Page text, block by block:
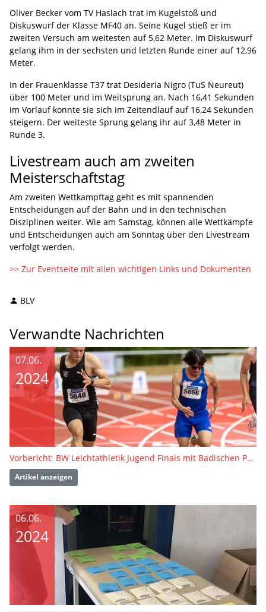
Oliver Becker vom TV Haslach trat im Kugelstoß und
Diskuswurf der Klasse MF40 an. Seine Kugel stieß er im
zweiten Versuch am weitesten auf 5,62 Meter. Im Diskuswurf
gelang ihm in der sechsten und letzten Runde einer auf 12,96
Meter.
In der Frauenklasse T37 trat Desideria Nigro (TuS Neureut)
über 100 Meter und im Weitsprung an. Nach 16,41 Sekunden
im Vorlauf konnte sie sich im Zeitendlauf auf 16,24 Sekunden
steigern. Der weiteste Sprung gelang ihr auf 3,48 Meter in
Runde 3.
Livestream auch am zweiten
Meisterschaftstag
Am zweiten Wettkampftag geht es mit spannenden
Entscheidungen auf der Bahn und in den technischen
Disziplinen weiter. Wie am Samstag, können alle Wettkämpfe
und Entscheidungen auch am Sonntag über den Livestream
verfolgt werden.
>> Zur Eventseite mit allen wichtigen Links und Dokumenten
BLV
Verwandte Nachrichten
07.06.
2024
Vorbericht: BW Leichtathletik Jugend Finals mit Badischen Para-Meisterschaften
Artikel anzeigen
06.06.
2024